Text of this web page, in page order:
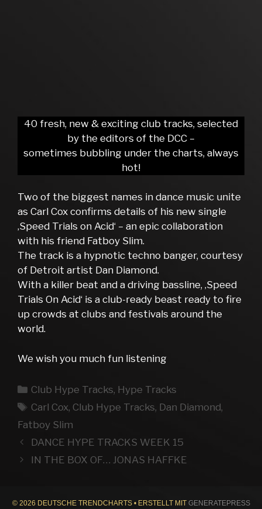
40 fresh, new & exciting club tracks, selected
by the editors of the DCC –
sometimes bubbling under the charts, always
hot!
Two of the biggest names in dance music unite
as Carl Cox confirms details of his new single
‚Speed Trials on Acid‘ – an epic collaboration
with his friend Fatboy Slim.
The track is a hypnotic techno banger, courtesy
of Detroit artist Dan Diamond.
With a killer beat and a driving bassline, ‚Speed
Trials On Acid‘ is a club-ready beast ready to fire
up crowds at clubs and festivals around the
world.
We wish you much fun listening
Kategorien
Club Hype Tracks, Hype Tracks
Schlagwörter
Carl Cox, Club Hype Tracks, Dan Diamond,
Fatboy Slim
DANCE HYPE TRACKS WEEK 15
IN THE BOX OF… JONAS HAFFKE
© 2026 DEUTSCHE TRENDCHARTS• ERSTELLT MIT GENERATEPRESS